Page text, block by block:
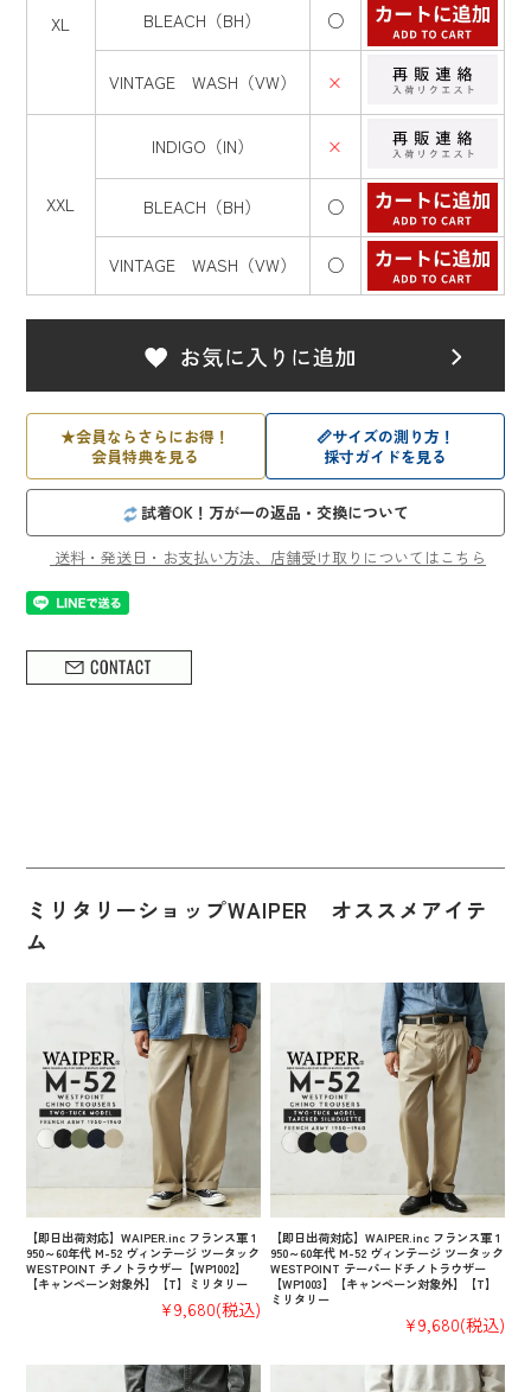
XL BLEACH（BH） ○
VINTAGE WASH（VW） ×
XXL
INDIGO（IN） ×
BLEACH（BH） ○
VINTAGE WASH（VW） ○
★会員ならさらにお得！
会員特典を見る
📏サイズの測り方！
採寸ガイドを見る
試着OK！万が一の返品・交換について
送料・発送日・お支払い方法、店舗受け取りについてはこちら
ミリタリーショップWAIPER オススメアイテ
ム
【即日出荷対応】WAIPER.inc フランス軍 1
950～60年代 M-52 ヴィンテージ ツータック
WESTPOINT チノトラウザー【WP1002】
【キャンペーン対象外】【T】ミリタリー
¥9,680(税込)
【即日出荷対応】WAIPER.inc フランス軍 1
950～60年代 M-52 ヴィンテージ ツータック
WESTPOINT テーパードチノトラウザー
【WP1003】【キャンペーン対象外】【T】
ミリタリー
¥9,680(税込)